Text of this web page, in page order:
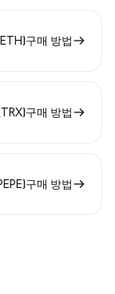
구매 방법
구매 방법
구매 방법